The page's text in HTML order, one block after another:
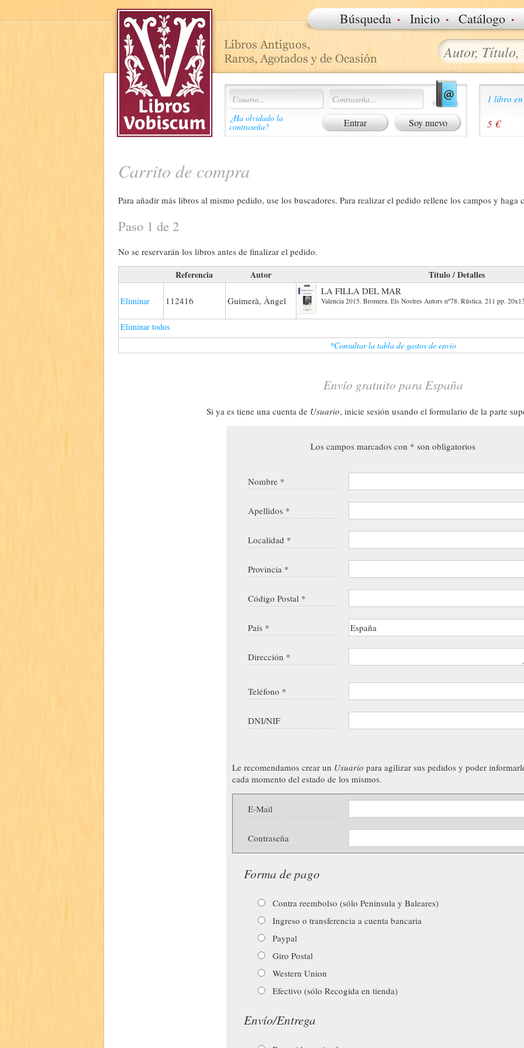
Búsqueda · Inicio · Catálogo ·
¿Ha olvidado la
contraseña? Soy nuevo
1 libro
5 €
Carrito de compra
Para añadir más libros al mismo pedido, use los buscadores. Para realizar el pedido rellene los campos y haga
Paso 1 de 2
No se reservarán los libros antes de finalizar el pedido.
Referencia Autor Título / Detalles
Eliminar 112416 Guimerà, Àngel
LA FILLA DEL MAR
Valencia 2015. Bromera. Els Nostres Autors nº78. Rústica. 211 pp.
Eliminar todos
*Consultar la tabla de gastos de envío
Envío gratuito para España
Si ya es tiene una cuenta de Usuario, inicie sesión usando el formulario de la parte
Los campos marcados con * son obligatorios
Nombre *
Apellidos *
Localidad *
Provincia *
Código Postal *
País *
Dirección *
Teléfono *
DNI/NIF
Le recomendamos crear un Usuario para agilizar sus pedidos y poder
cada momento del estado de los mismos.
E-Mail
Contraseña
Forma de pago
Contra reembolso (sólo Península y Baleares)
Ingreso o transferencia a cuenta bancaria
Paypal
Giro Postal
Western Union
Efectivo (sólo Recogida en tienda)
Envío/Entrega